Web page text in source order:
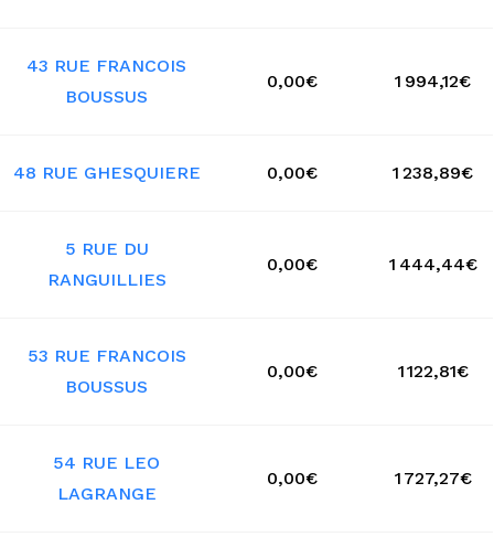
43 RUE FRANCOIS
BOUSSUS
0,00€ 1 994,12€
48 RUE GHESQUIERE 0,00€ 1 238,89€
5 RUE DU
RANGUILLIES
0,00€ 1 444,44€
53 RUE FRANCOIS
BOUSSUS
0,00€ 1 122,81€
54 RUE LEO
LAGRANGE
0,00€ 1 727,27€